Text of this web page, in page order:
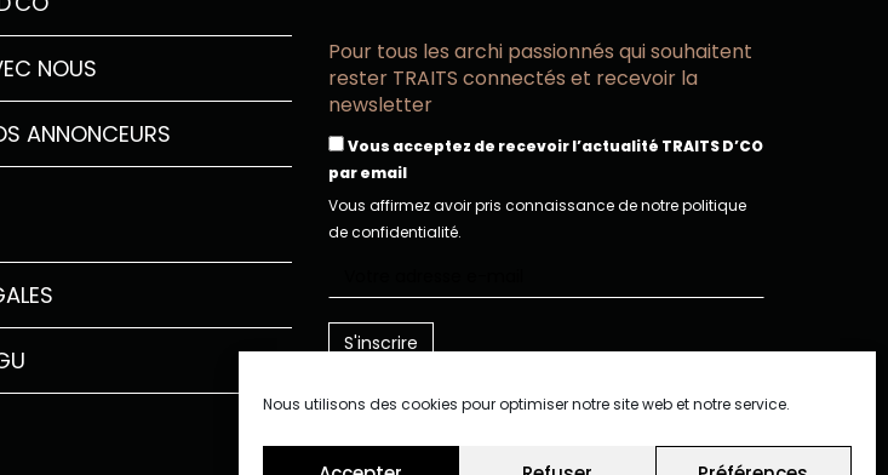
Nous utilisons des cookies pour optimiser notre site web et notre service.
NOUS
ANNONCEURS
Pour tous les archi passionnés qui souhaitent
rester TRAITS connectés et recevoir la
newsletter
Vous acceptez de recevoir l’actualité TRAITS D’CO
par email
Vous affirmez avoir pris connaissance de notre politique
de confidentialité.